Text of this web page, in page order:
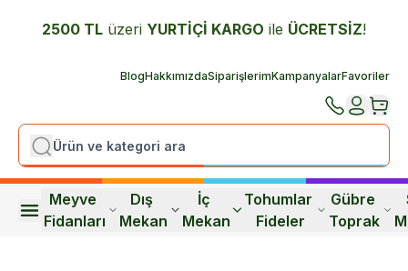
2500 TL üzeri YURTİÇİ KARGO ile ÜCRETSİZ!
BlogHakkımızdaSiparişlerimKampanyalarFavoriler
Meyve
Fidanları
Dış
Mekan
İç
Mekan
Tohumlar
Fideler
Gübre
Toprak